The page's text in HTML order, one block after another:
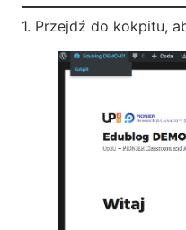
1. Przejdź do kokpitu,